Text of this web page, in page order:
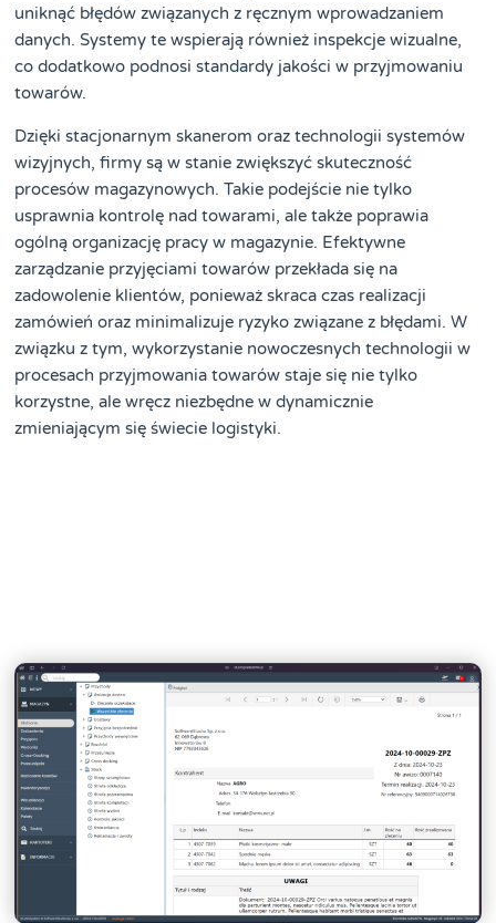
uniknąć błędów związanych z ręcznym wprowadzaniem
danych. Systemy te wspierają również inspekcje wizualne,
co dodatkowo podnosi standardy jakości w przyjmowaniu
towarów.
Dzięki stacjonarnym skanerom oraz technologii systemów
wizyjnych, firmy są w stanie zwiększyć skuteczność
procesów magazynowych. Takie podejście nie tylko
usprawnia kontrolę nad towarami, ale także poprawia
ogólną organizację pracy w magazynie. Efektywne
zarządzanie przyjęciami towarów przekłada się na
zadowolenie klientów, ponieważ skraca czas realizacji
zamówień oraz minimalizuje ryzyko związane z błędami. W
związku z tym, wykorzystanie nowoczesnych technologii w
procesach przyjmowania towarów staje się nie tylko
korzystne, ale wręcz niezbędne w dynamicznie
zmieniającym się świecie logistyki.